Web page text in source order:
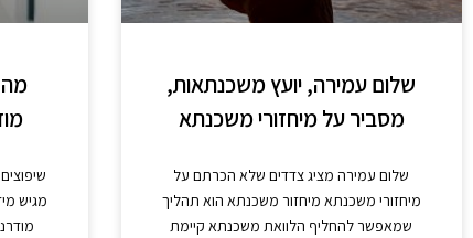
שלום עמירה, יועץ משכנתאות,
מסביר על מיחזורי משכנתא
שלום עמירה מציג צדדים שלא הכרתם על
מיחזורי משכנתא מיחזור משכנתא הוא תהליך
שמאפשר להחליף הלוואת משכנתא קיימת
מגיש